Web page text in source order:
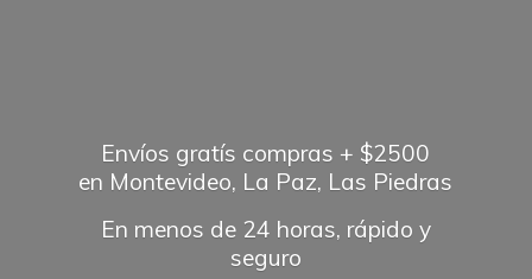
Envíos gratís compras + $2500
en Montevideo, La Paz, Las Piedras
En menos de 24 horas, rápido y
seguro